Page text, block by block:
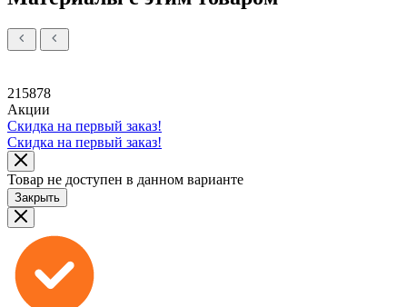
215878
Акции
Скидка на первый заказ!
Скидка на первый заказ!
Товар не доступен в данном варианте
Закрыть